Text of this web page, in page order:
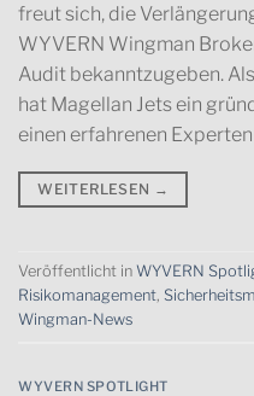
freut sich, die
WYVERN Wingman
Audit bekanntzugeben.
hat Magellan Jets ein
einen erfahrenen
WEITERLESEN →
Veröffentlicht in WYVERN
Risikomanagement,
Wingman-News
WYVERN SPOTLIGHT